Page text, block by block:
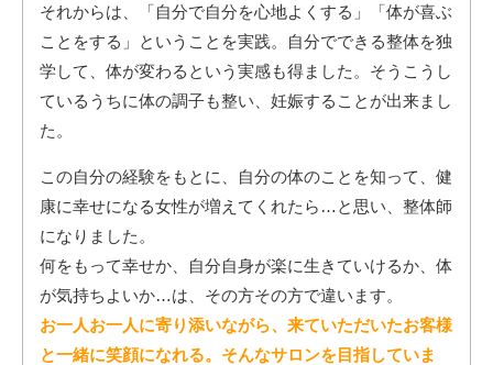
それからは、
「自分で自分を心地よくする」「体が喜ぶ
ことをする」ということを実践。自分でできる整体を独
学して、体が変わるという実感も得ました。そうこうし
ているうちに体の調子も整い、妊娠することが出来まし
た。
この自分の経験をもとに、自分の体のことを知って、健
康に幸せになる女性が増えてくれたら…と思い、整体師
になりました。
何をもって幸せか、自分自身が楽に生きていけるか、体
が気持ちよいか…は、その方その方で違います。
お一人お一人に寄り添いながら、来ていただいたお客様
と一緒に笑顔になれる。そんなサロンを目指していま